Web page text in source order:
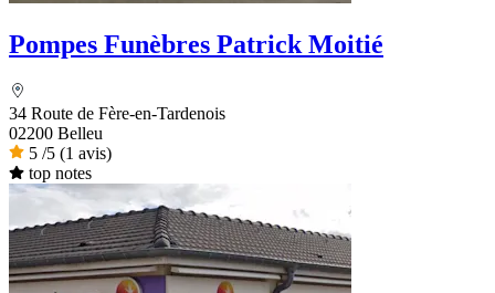
Pompes Funèbres Patrick Moitié
34 Route de Fère-en-Tardenois
02200 Belleu
5 /5 (1 avis)
top notes